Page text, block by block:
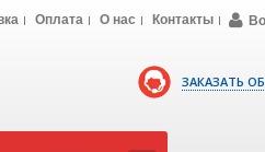
ЗАКАЗАТЬ
Оплата О нас Контакты